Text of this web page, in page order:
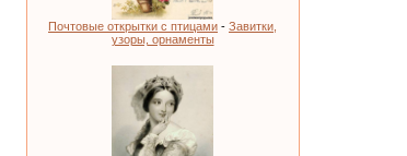
Почтовые открытки с птицами - Завитки,
узоры, орнаменты